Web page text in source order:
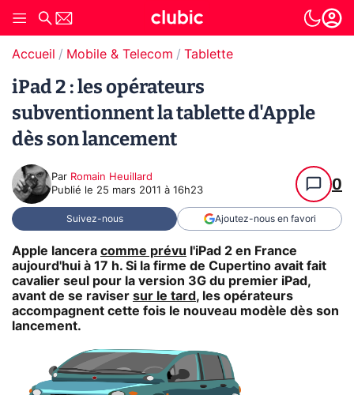
Accueil Mobile & Telecom Tablette
iPad 2 : les opérateurs
subventionnent la tablette d'Apple
dès son lancement
Par Romain Heuillard
Publié le 25 mars 2011 à 16h23 0
Suivez-nous Ajoutez-nous en favori
Apple lancera comme prévu l'iPad 2 en France
aujourd'hui à 17 h. Si la firme de Cupertino avait fait
cavalier seul pour la version 3G du premier iPad,
avant de se raviser sur le tard , les opérateurs
accompagnent cette fois le nouveau modèle dès son
lancement.